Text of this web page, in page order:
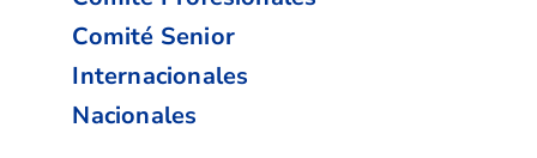
Comité Senior
Internacionales
Nacionales